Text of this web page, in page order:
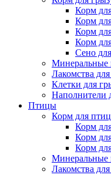
Корм
Корм
Корм
Корм
Сено
Минеральные
Лакомства
Клетки для
Наполнители
Птицы
Корм для птиц
Корм
Корм
Корм
Минеральные
Лакомства